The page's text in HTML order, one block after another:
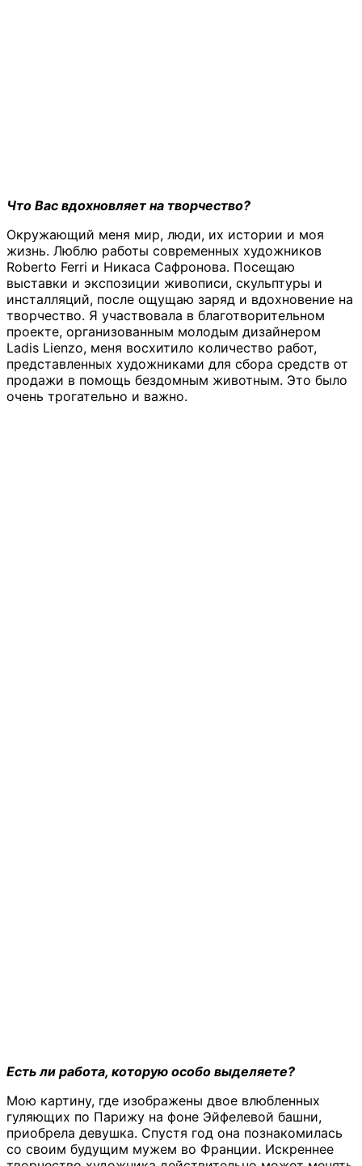
Что Вас вдохновляет на творчество?
Окружающий меня мир, люди, их истории и моя
жизнь. Люблю работы современных художников
Roberto Ferri и Никаса Сафронова. Посещаю
выставки и экспозиции живописи, скульптуры и
инсталляций, после ощущаю заряд и вдохновение на
творчество. Я участвовала в благотворительном
проекте, организованным молодым дизайнером
Ladis Lienzo, меня восхитило количество работ,
представленных художниками для сбора средств от
продажи в помощь бездомным животным. Это было
очень трогательно и важно.
Есть ли работа, которую особо выделяете?
Мою картину, где изображены двое влюбленных
гуляющих по Парижу на фоне Эйфелевой башни,
приобрела девушка. Спустя год она познакомилась
со своим будущим мужем во Франции. Искреннее